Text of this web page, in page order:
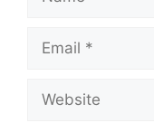
Email
Website